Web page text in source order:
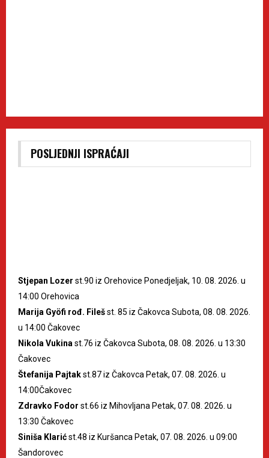
POSLJEDNJI ISPRAĆAJI
Stjepan Lozer st.90 iz Orehovice Ponedjeljak, 10. 08. 2026. u
14:00 Orehovica
Marija Gyöfi rođ. Filešst. 85 iz Čakovca Subota, 08. 08. 2026.
u 14:00 Čakovec
Nikola Vukina st.76 iz Čakovca Subota, 08. 08. 2026. u 13:30
Čakovec
Štefanija Pajtakst.87 iz Čakovca Petak, 07. 08. 2026. u
14:00Čakovec
Zdravko Fodor st.66 iz Mihovljana Petak, 07. 08. 2026. u
13:30 Čakovec
Siniša Klarićst.48 iz Kuršanca Petak, 07. 08. 2026. u 09:00
Šandorovec